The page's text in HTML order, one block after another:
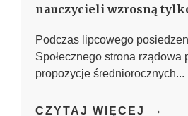
nauczycieli wzrosną
Podczas lipcowego
Społecznego strona rządowa
propozycje średniorocznych...
CZYTAJ WIĘCEJ →